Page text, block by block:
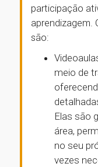
participação
aprendizagem.
são:
meio de
Elas são
área,
no seu
vezes